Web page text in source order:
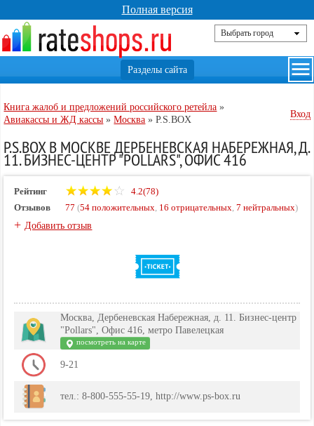
Полная версия
Книга жалоб и предложений российского ретейла »
Авиакассы и ЖД кассы »Москва »P.S.BOX
Вход
P.S.BOX В МОСКВЕ ДЕРБЕНЕВСКАЯ НАБЕРЕЖНАЯ, Д.
11. БИЗНЕС-ЦЕНТР "POLLARS", ОФИС 416
Рейтинг
4.2(78)
Отзывов
77 (54 положительных, 16 отрицательных,7 нейтральных)
+Добавить отзыв
Москва, Дербеневская Набережная, д. 11. Бизнес-центр
"Pollars", Офис 416, метро Павелецкая
посмотреть на карте
9-21
тел.: 8-800-555-55-19, http://www.ps-box.ru